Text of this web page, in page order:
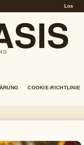
Los
COOKIE-RICHTLINIE